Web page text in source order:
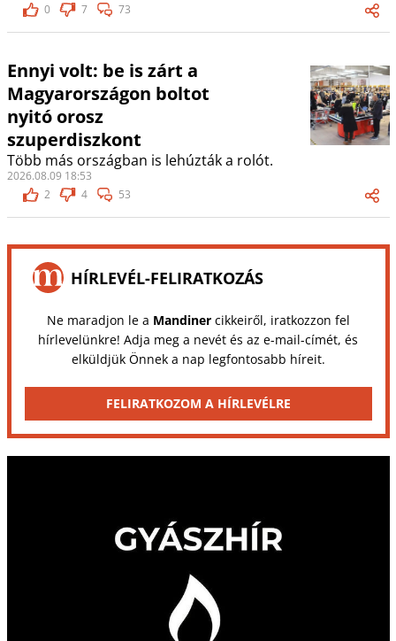
0
7 73
Ennyi volt: be is zárt a
Magyarországon boltot
nyitó orosz
szuperdiszkont
Több más országban is lehúzták a rolót.
2026.08.09 18:53
2
4 53
HÍRLEVÉL-FELIRATKOZÁS
Ne maradjon le a Mandinercikkeiről, iratkozzon fel
hírlevelünkre! Adja meg a nevét és az e-mail-címét, és
elküldjük Önnek a nap legfontosabb híreit.
FELIRATKOZOM A HÍRLEVÉLRE